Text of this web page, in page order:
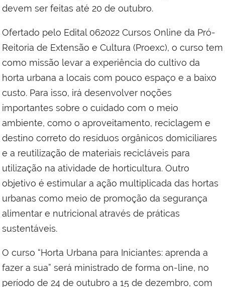
devem ser feitas até 20 de outubro.
Ofertado pelo Edital 062022 Cursos Online da Pró-
Reitoria de Extensão e Cultura (Proexc), o curso tem
como missão levar a experiência do cultivo da
horta urbana a locais com pouco espaço e a baixo
custo. Para isso, irá desenvolver noções
importantes sobre o cuidado com o meio
ambiente, como o aproveitamento, reciclagem e
destino correto do resíduos orgânicos domiciliares
e a reutilização de materiais recicláveis para
utilização na atividade de horticultura. Outro
objetivo é estimular a ação multiplicada das hortas
urbanas como meio de promoção da segurança
alimentar e nutricional através de práticas
sustentáveis.
O curso “Horta Urbana para Iniciantes: aprenda a
fazer a sua” será ministrado de forma on-line, no
período de 24 de outubro a 15 de dezembro, com